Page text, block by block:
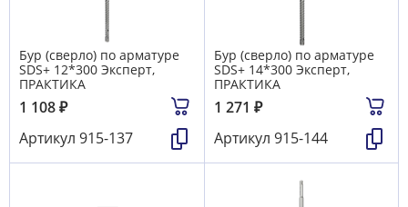
Бур (сверло) по арматуре
SDS+ 12*300 Эксперт,
ПРАКТИКА
1 108₽
Артикул 915-137
Бур (сверло) по арматуре
SDS+ 14*300 Эксперт,
ПРАКТИКА
1 271 ₽
Артикул 915-144